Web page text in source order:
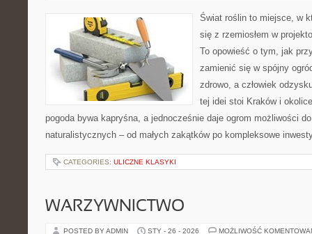
Świat roślin to miejsce, w
się z rzemiosłem w
To opowieść o tym, jak
zamienić się w spójny
zdrowo, a człowiek
tej idei stoi Kraków i
pogoda bywa kapryśna, a jednocześnie daje ogrom możliwości
naturalistycznych – od małych zakątków po kompleksowe
CATEGORIES: ULICZNE KLASYKI
WARZYWNICTWO
POSTED BY ADMIN STY - 26 - 2026 MOŻLIWOŚĆ